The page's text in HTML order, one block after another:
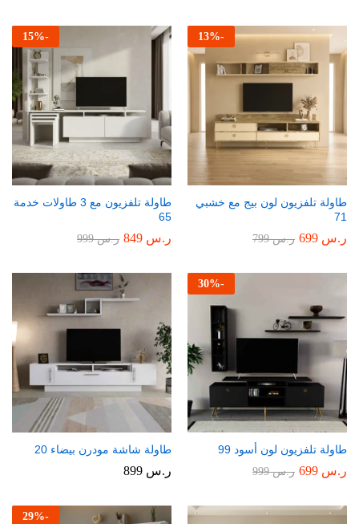
-
13%
طاولة تلفزيون لون بيج مع خشبي
71
ر.س ر.س799
-
15%
طاولة تلفزيون مع 3 طاولات خدمة
65
ر.س ر.س999
-
30%
طاولة تلفزيون لون أسود 99
ر.س ر.س999
طاولة شاشة مودرن بيضاء 20
ر.س
-
29%